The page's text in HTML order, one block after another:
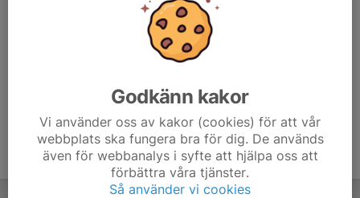
Godkänn kakor
Vi använder oss av kakor (cookies) för att vår
webbplats ska fungera bra för dig. De används
även för webbanalys i syfte att hjälpa oss att
förbättra våra tjänster.
Så använder vi cookies